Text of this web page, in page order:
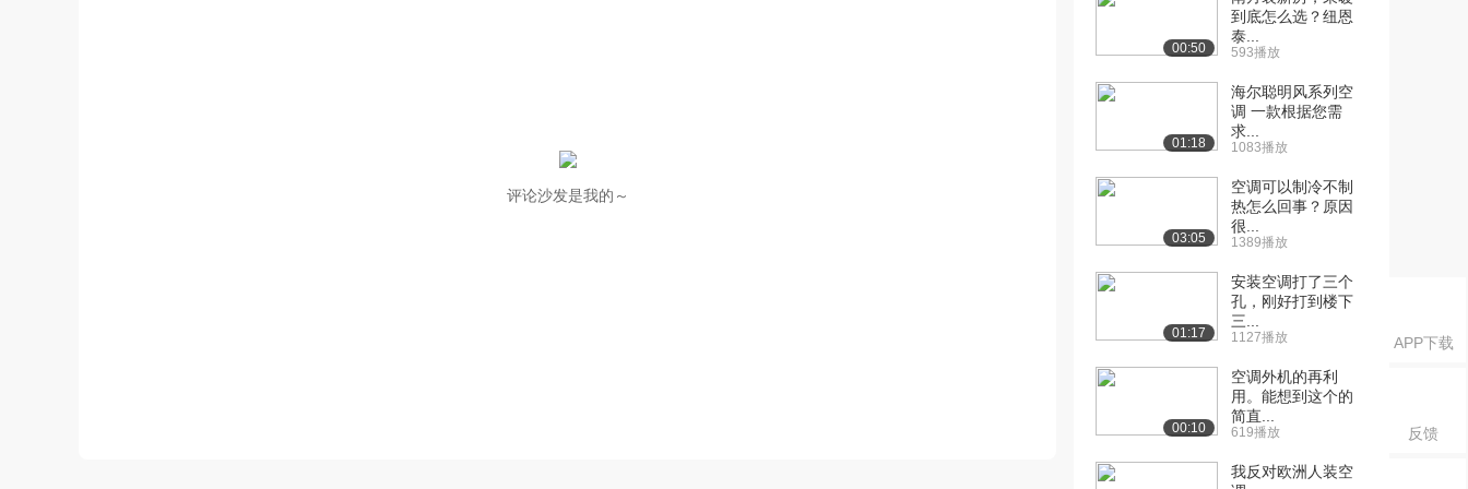
APP下载
反馈
评论沙发是我的～
00:50
到底怎么选？纽恩
泰...
593播放
01:18
海尔聪明风系列空
调 一款根据您需
求...
1083播放
03:05
空调可以制冷不制
热怎么回事？原因
很...
1389播放
01:17
安装空调打了三个
孔，刚好打到楼下
三...
1127播放
00:10
空调外机的再利
用。能想到这个的
简直...
619播放
我反对欧洲人装空